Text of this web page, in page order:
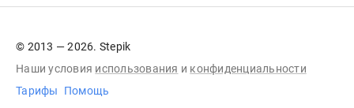
© 2013 — 2026. Stepik
Наши условия использования и конфиденциальности
Тарифы
Помощь